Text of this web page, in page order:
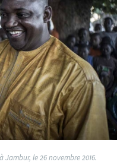
le 26 novembre 2016.